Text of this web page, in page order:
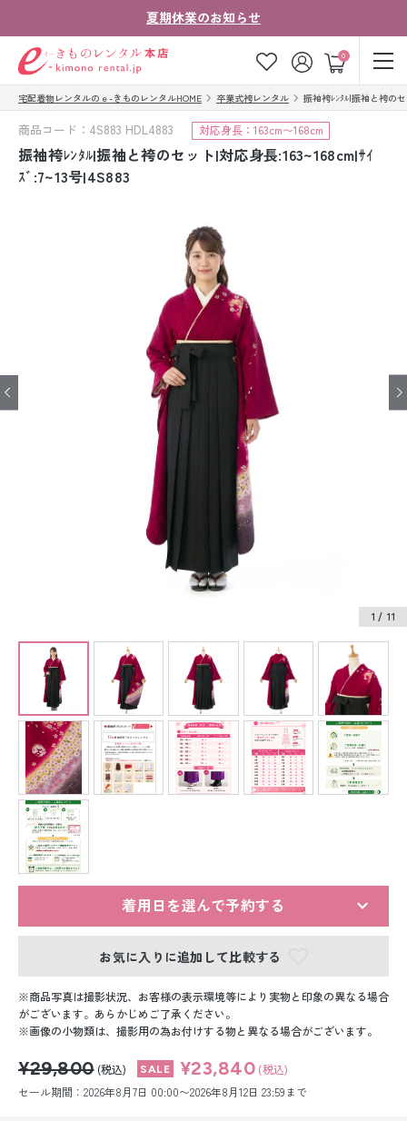
夏期休業のお知らせ
0
ゲスト
お気に入り ログイン カート
ご注文の流れ
会社案内
法人・グループの
お客様はこちら
ジュニア着物レンタル
ジュニア洋装レンタル
ベビー洋装レンタル
紋付袴レンタル
留袖レンタル
男性礼装レンタル
白無垢&紋付袴レンタル
引き振袖レンタル
小物販売品
宅配着物レンタルのｅ-きものレンタルHOME 卒業式袴レンタル 振袖袴ﾚﾝﾀﾙ|振袖と袴の
商品コード：4S883 HDL4883 対応身長：163cm〜168cm
振袖袴ﾚﾝﾀﾙ|振袖と袴のセット|対応身長:163~168cm|ｻｲ
ｽﾞ:7~13号|4S883
1 / 11
着用日を選んで予約する
お気に入りに追加して比較する
商品写真は撮影状況、お客様の表示環境等により実物と印象の異なる場合
がございます。あらかじめご了承ください。
画像の小物類は、撮影用の為お付けする物と異なる場合がございます。
¥29,800 (税込) ¥23,840 (税込)
セール期間：2026年8月7日 00:00〜2026年8月12日 23:59まで